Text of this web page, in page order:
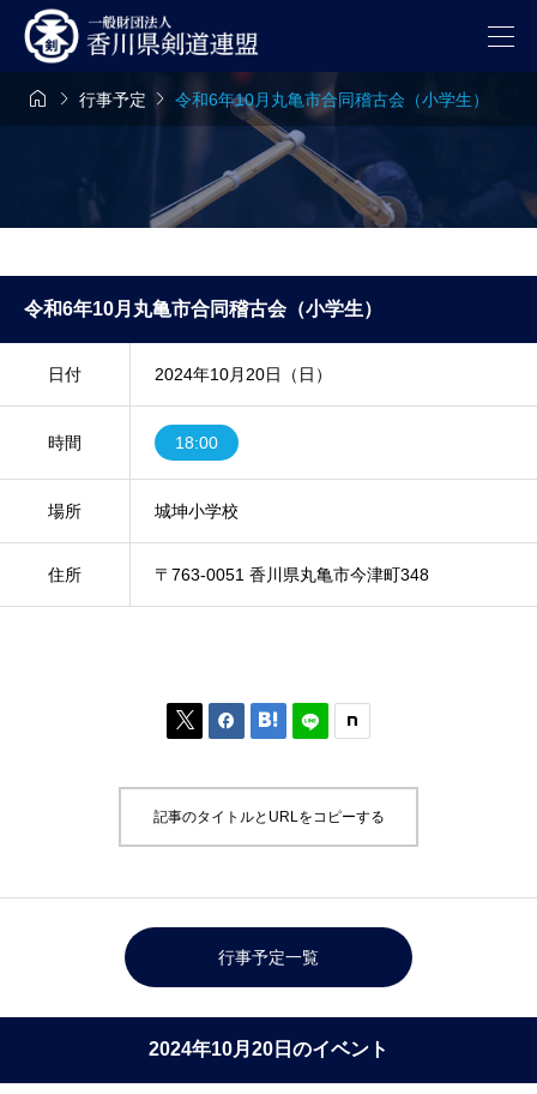
  行事予定  令和6年10月丸亀市合同稽古会（小学生）
令和6年10月丸亀市合同稽古会（小学生）
日付 2024年10月20日（日）
時間 18:00
場所 城坤小学校
住所 〒763-0051 香川県丸亀市今津町348
  
記事のタイトルとURLをコピーする
行事予定一覧
2024年10月20日のイベント